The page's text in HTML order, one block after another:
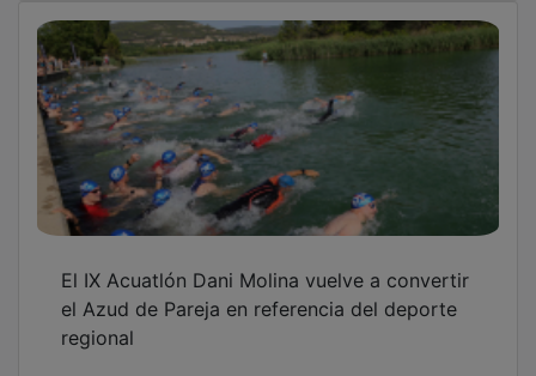
El IX Acuatlón Dani Molina vuelve a convertir
el Azud de Pareja en referencia del deporte
regional